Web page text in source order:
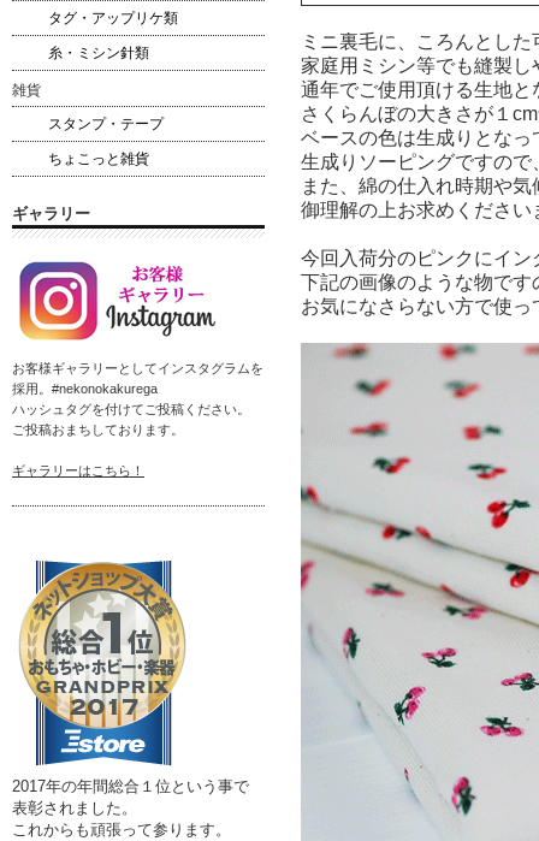
ミニ裏毛に、ころんとし
家庭用ミシン等でも縫製
通年でご使用頂ける生地と
さくらんぼの大きさが１
ベースの色は生成りとなっ
生成りソーピングですの
また、綿の仕入れ時期や
御理解の上お求めください
今回入荷分のピンクにイ
下記の画像のような物で
お気になさらない方で使
タグ・アップリケ類
糸・ミシン針類
雑貨
スタンプ・テープ
ちょこっと雑貨
ギャラリー
お客様ギャラリーとしてインスタグラムを
採用。#nekonokakurega
ハッシュタグを付けてご投稿ください。
ご投稿おまちしております。
ギャラリーはこちら！
2017年の年間総合１位という事で
表彰されました。
これからも頑張って参ります。